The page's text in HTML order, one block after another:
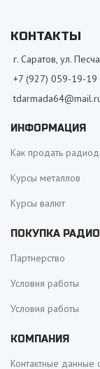
КОНТАКТЫ
г. Саратов, ул.
+7 (927) 059-19-19
ИНФОРМАЦИЯ
Как продать
Курсы металлов
Курсы валют
ПОКУПКА
Партнерство
Условия работы
Условия работы
КОМПАНИЯ
Контактные данные